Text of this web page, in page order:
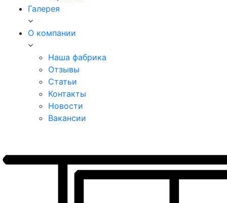
Галерея
О компании
Наша фабрика
Отзывы
Статьи
Контакты
Новости
Вакансии